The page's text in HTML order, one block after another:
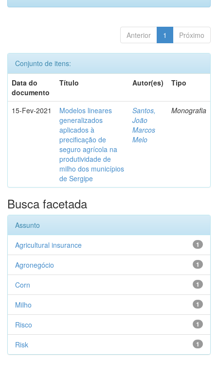
Anterior 1 Próximo
Conjunto de itens:
Data do
documento
Título Autor(es) Tipo
15-Fev-2021
Modelos lineares
generalizados
aplicados à
precificação de
seguro agrícola na
produtividade de
milho dos municípios
de Sergipe
Santos,
João
Marcos
Melo
Monografia
Busca facetada
Assunto
1
Agricultural insurance
1
Agronegócio
1
Corn
1
Milho
1
Risco
1
Risk